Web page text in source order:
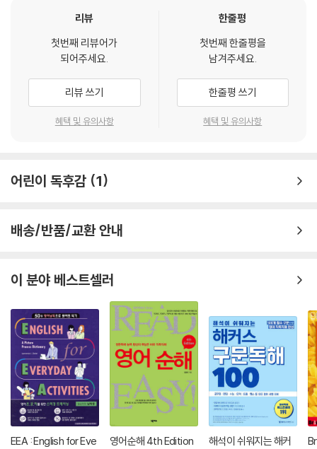
리뷰
첫번째 리뷰어가
되어주세요.
리뷰 쓰기
혜택 및 유의사항
한줄평
첫번째 한줄평을
남겨주세요.
한줄평 쓰기
혜택 및 유의사항
어린이 독후감 1
배송/반품/교환 안내
이 분야 베스트셀러
EEA : English for Eve
영어순해 4th Edition
해석이 쉬워지는 해커